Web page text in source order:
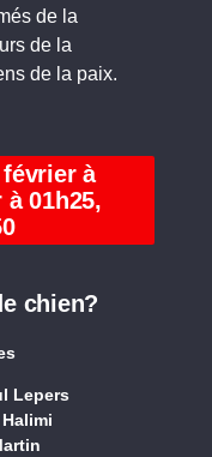
de la
de la
de la paix.
février à
01h25,
chien?
Lepers